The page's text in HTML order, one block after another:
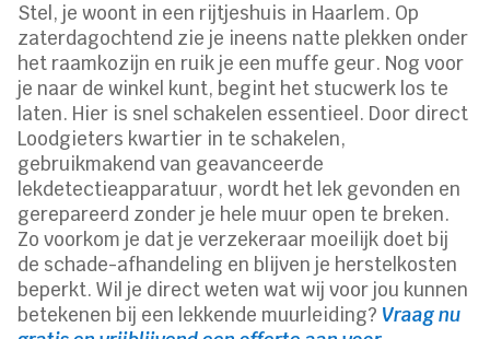
Stel, je woont in een rijtjeshuis in Haarlem. Op
zaterdagochtend zie je ineens natte plekken onder
het raamkozijn en ruik je een muffe geur. Nog voor
je naar de winkel kunt, begint het stucwerk los te
laten. Hier is snel schakelen essentieel. Door direct
Loodgieters kwartier in te schakelen,
gebruikmakend van geavanceerde
lekdetectieapparatuur, wordt het lek gevonden en
gerepareerd zonder je hele muur open te breken.
Zo voorkom je dat je verzekeraar moeilijk doet bij
de schade-afhandeling en blijven je herstelkosten
beperkt. Wil je direct weten wat wij voor jou kunnen
betekenen bij een lekkende muurleiding? Vraag nu